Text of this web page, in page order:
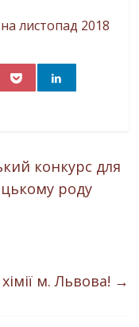
листопад 2018
конкурс для
роду
м. Львова! →